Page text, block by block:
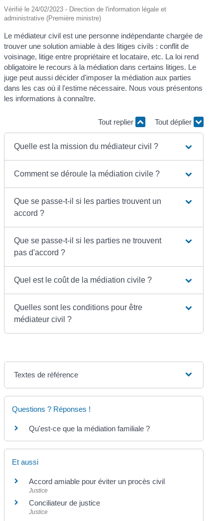
Vérifié le 24/02/2023 - Direction de l'information légale et
administrative (Première ministre)
Le médiateur civil est une personne indépendante chargée de
trouver une solution amiable à des litiges civils : conflit de
voisinage, litige entre propriétaire et locataire, etc. La loi rend
obligatoire le recours à la médiation dans certains litiges. Le
juge peut aussi décider d'imposer la médiation aux parties
dans les cas où il l'estime nécessaire. Nous vous présentons
les informations à connaître.
Tout replier Tout déplier
Quelle est la mission du médiateur civil ?
Comment se déroule la médiation civile ?
Que se passe-t-il si les parties trouvent un
accord ?
Que se passe-t-il si les parties ne trouvent
pas d'accord ?
Quel est le coût de la médiation civile ?
Quelles sont les conditions pour être
médiateur civil ?
Textes de référence
Questions ? Réponses !
Qu'est-ce que la médiation familiale ?
Et aussi
Accord amiable pour éviter un procès civil
Justice
Conciliateur de justice
Justice